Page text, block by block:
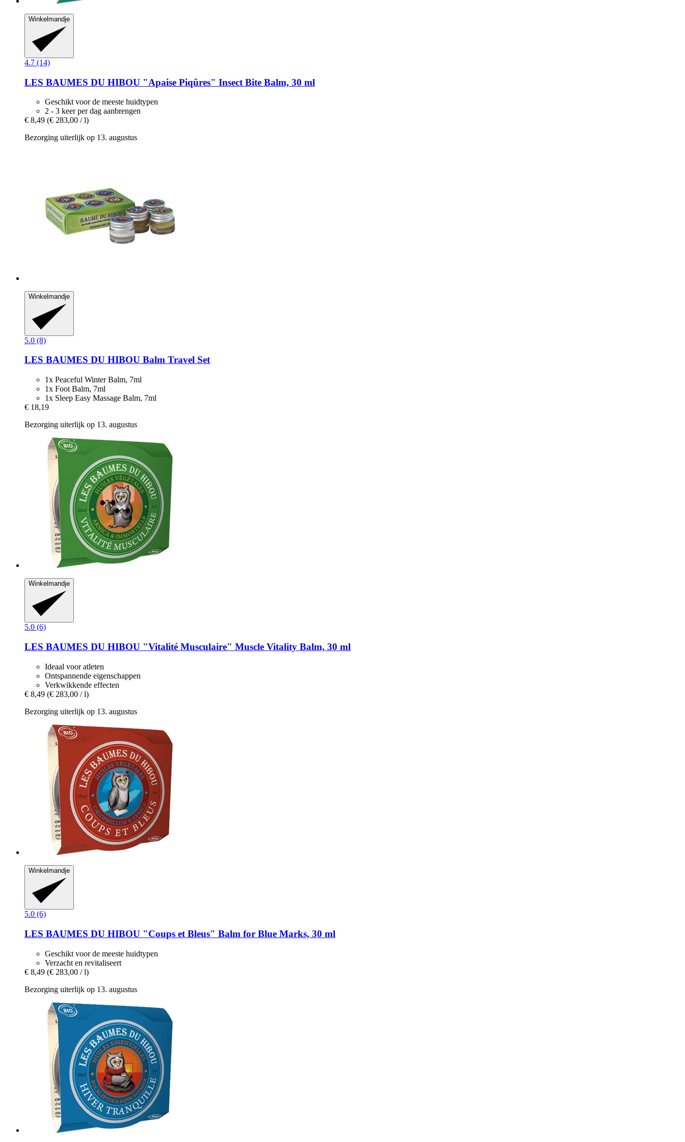
Winkelmandje
4.7 (14)
LES BAUMES DU HIBOU "Apaise Piqûres" Insect Bite Balm, 30 ml
Geschikt voor de meeste huidtypen
2 - 3 keer per dag aanbrengen
€ 8,49 (€ 283,00 / l)
Bezorging uiterlijk op 13. augustus
Winkelmandje
5.0 (8)
LES BAUMES DU HIBOU Balm Travel Set
1x Peaceful Winter Balm, 7ml
1x Foot Balm, 7ml
1x Sleep Easy Massage Balm, 7ml
€ 18,19
Bezorging uiterlijk op 13. augustus
Winkelmandje
5.0 (6)
LES BAUMES DU HIBOU "Vitalité Musculaire" Muscle Vitality Balm, 30 ml
Ideaal voor atleten
Ontspannende eigenschappen
Verkwikkende effecten
€ 8,49 (€ 283,00 / l)
Bezorging uiterlijk op 13. augustus
Winkelmandje
5.0 (6)
LES BAUMES DU HIBOU "Coups et Bleus" Balm for Blue Marks, 30 ml
Geschikt voor de meeste huidtypen
Verzacht en revitaliseert
€ 8,49 (€ 283,00 / l)
Bezorging uiterlijk op 13. augustus